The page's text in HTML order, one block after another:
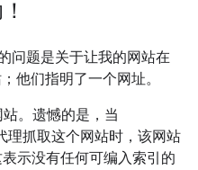
问题是关于让我的网站在
他们指明了一个网址。
。遗憾的是，当
理抓取这个网站时，该网站
示没有任何可编入索引的